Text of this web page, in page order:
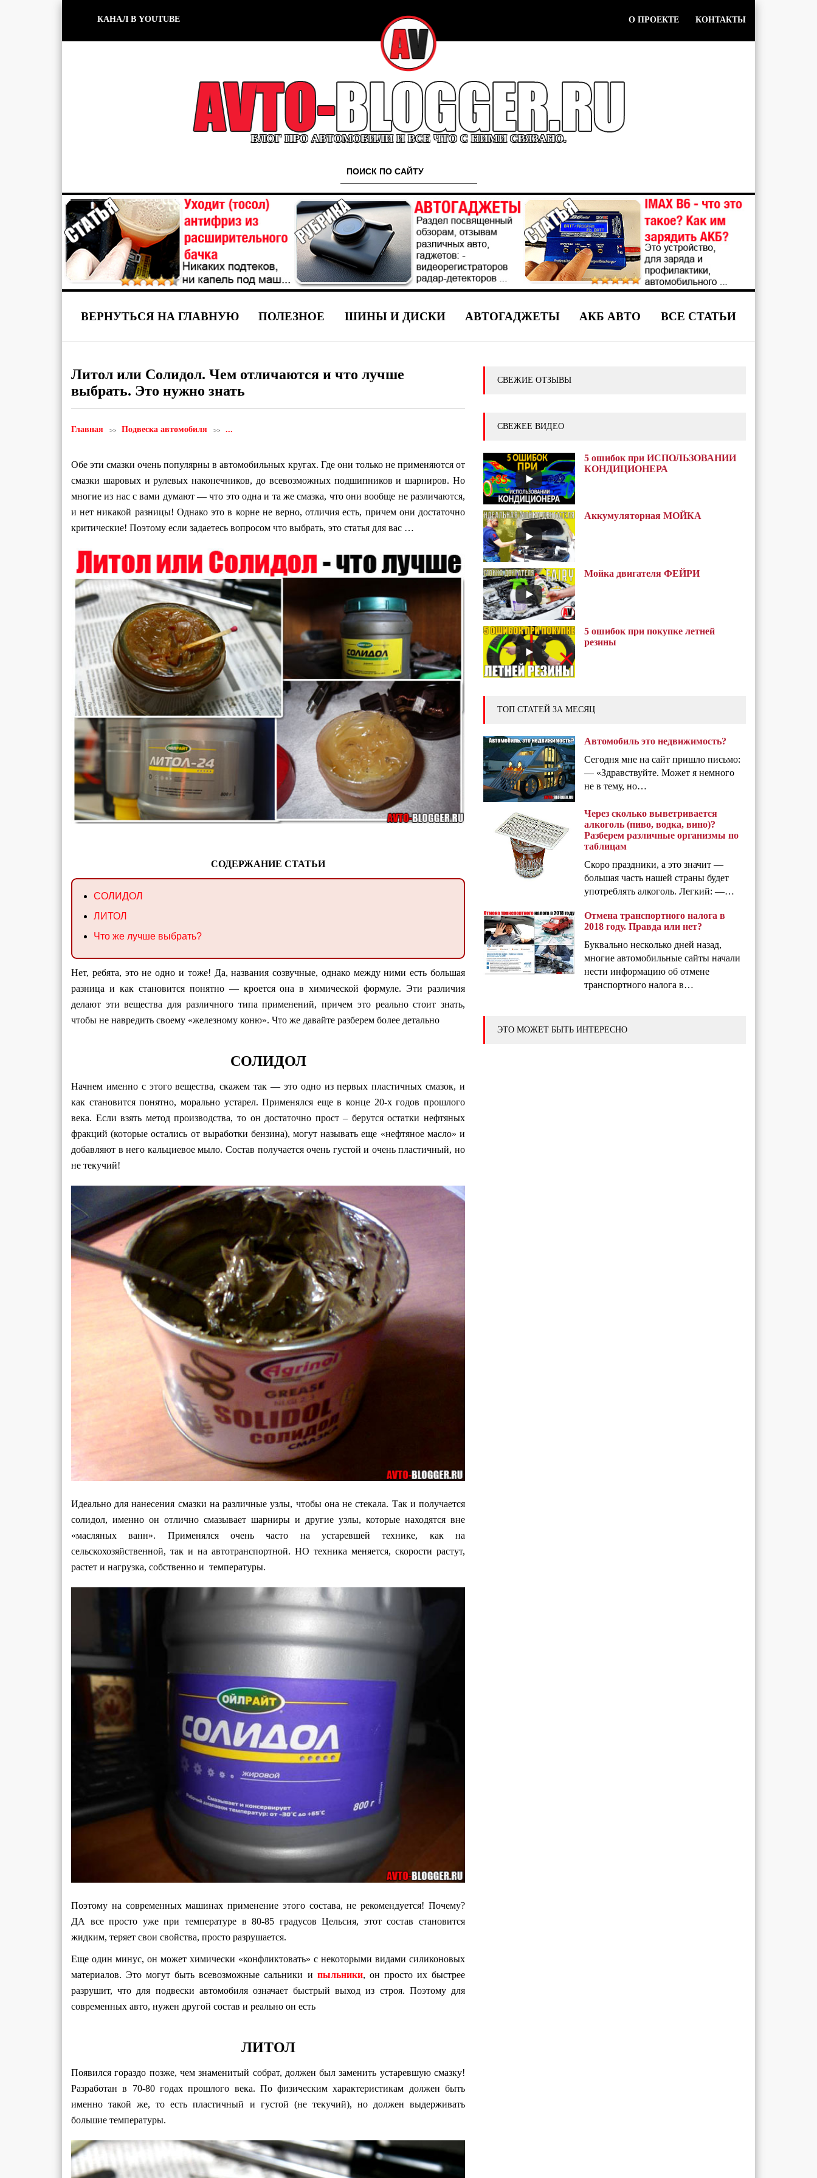
КАНАЛ В YOUTUBE О ПРОЕКТЕ КОНТАКТЫ
БЛОГ ПРО АВТОМОБИЛИ И ВСЕ ЧТО С НИМИ СВЯЗАНО.
ВЕРНУТЬСЯ НА ГЛАВНУЮ ПОЛЕЗНОЕ ШИНЫ И ДИСКИ АВТОГАДЖЕТЫ АКБ АВТО ВСЕ СТАТЬИ
Литол или Солидол. Чем отличаются и что лучше
выбрать. Это нужно знать
Главная Подвеска автомобиля ...
Обе эти смазки очень популярны в автомобильных кругах. Где они только не применяются от
смазки шаровых и рулевых наконечников, до всевозможных подшипников и шарниров. Но
многие из нас с вами думают — что это одна и та же смазка, что они вообще не различаются,
и нет никакой разницы! Однако это в корне не верно, отличия есть, причем они достаточно
критические! Поэтому если задаетесь вопросом что выбрать, это статья для вас …
СОДЕРЖАНИЕ СТАТЬИ
СОЛИДОЛ
ЛИТОЛ
Что же лучше выбрать?
Нет, ребята, это не одно и тоже! Да, названия созвучные, однако между ними есть большая
разница и как становится понятно — кроется она в химической формуле. Эти различия
делают эти вещества для различного типа применений, причем это реально стоит знать,
чтобы не навредить своему «железному коню». Что же давайте разберем более детально
СОЛИДОЛ
Начнем именно с этого вещества, скажем так — это одно из первых пластичных смазок, и
как становится понятно, морально устарел. Применялся еще в конце 20-х годов прошлого
века. Если взять метод производства, то он достаточно прост – берутся остатки нефтяных
фракций (которые остались от выработки бензина), могут называть еще «нефтяное масло» и
добавляют в него кальциевое мыло. Состав получается очень густой и очень пластичный, но
не текучий!
Идеально для нанесения смазки на различные узлы, чтобы она не стекала. Так и получается
солидол, именно он отлично смазывает шарниры и другие узлы, которые находятся вне
«масляных ванн». Применялся очень часто на устаревшей технике, как на
сельскохозяйственной, так и на автотранспортной. НО техника меняется, скорости растут,
растет и нагрузка, собственно и температуры.
Поэтому на современных машинах применение этого состава, не рекомендуется! Почему?
ДА все просто уже при температуре в 80-85 градусов Цельсия, этот состав становится
жидким, теряет свои свойства, просто разрушается.
Еще один минус, он может химически «конфликтовать» с некоторыми видами силиконовых
материалов. Это могут быть всевозможные сальники и пыльники, он просто их быстрее
разрушит, что для подвески автомобиля означает быстрый выход из строя. Поэтому для
современных авто, нужен другой состав и реально он есть
ЛИТОЛ
Появился гораздо позже, чем знаменитый собрат, должен был заменить устаревшую смазку!
Разработан в 70-80 годах прошлого века. По физическим характеристикам должен быть
именно такой же, то есть пластичный и густой (не текучий), но должен выдерживать
большие температуры.
СВЕЖИЕ ОТЗЫВЫ
СВЕЖЕЕ ВИДЕО
5 ошибок при ИСПОЛЬЗОВАНИИ
КОНДИЦИОНЕРА
Аккумуляторная МОЙКА
Мойка двигателя ФЕЙРИ
5 ошибок при покупке летней
резины
ТОП СТАТЕЙ ЗА МЕСЯЦ
Автомобиль это недвижимость?
Сегодня мне на сайт пришло письмо:
— «Здравствуйте. Может я немного
не в тему, но…
Через сколько выветривается
алкоголь (пиво, водка, вино)?
Разберем различные организмы по
таблицам
Скоро праздники, а это значит —
большая часть нашей страны будет
употреблять алкоголь. Легкий: —…
Отмена транспортного налога в
2018 году. Правда или нет?
Буквально несколько дней назад,
многие автомобильные сайты начали
нести информацию об отмене
транспортного налога в…
ЭТО МОЖЕТ БЫТЬ ИНТЕРЕСНО